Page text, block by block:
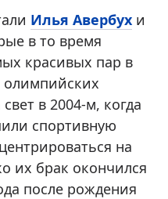
Илья Авербух и
в то время
красивых пар в
в 2004-м, когда
спортивную
на
их брак окончился
после рождения